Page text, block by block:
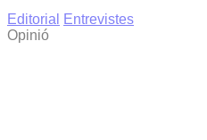
Editorial
Entrevistes
Opinió